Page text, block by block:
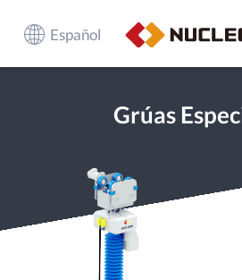
Español
Grúas